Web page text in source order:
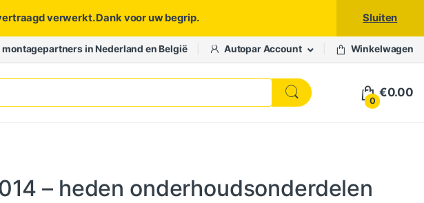
verwerkt. Dank voor uw begrip. Sluiten
montagepartners in Nederland en België Autopar Account Winkelwagen
0
€0.00
– heden onderhoudsonderdelen